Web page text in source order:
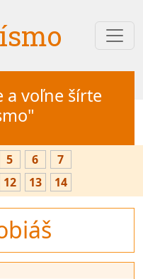
a voľne šírte
5 6
7
12 13 14